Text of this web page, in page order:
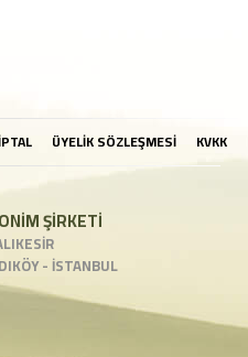
ÜYELİK SÖZLEŞMESİ KVKK
ŞİRKETİ
- İSTANBUL